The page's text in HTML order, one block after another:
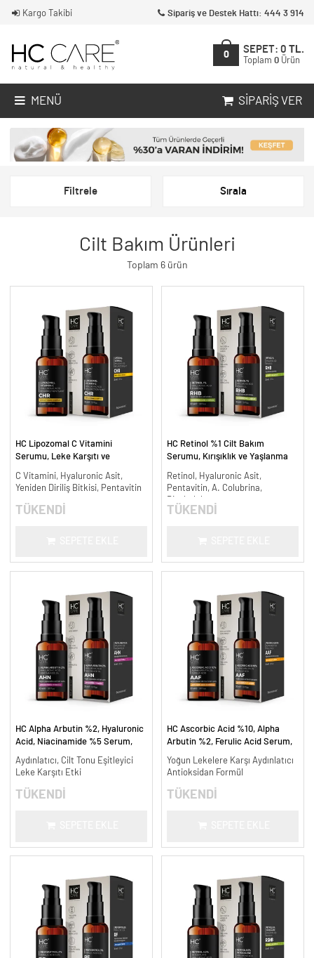
Kargo Takibi Sipariş ve Destek Hattı: 444 3 914
0
SEPET: 0 TL.
Toplam 0 Ürün
MENÜ SIPARIŞ VER
Filtrele Sırala
Cilt Bakım Ürünleri
Toplam 6 ürün
HC Lipozomal C Vitamini
Serumu, Leke Karşıtı ve
C Vitamini, Hyaluronic Asit,
Yeniden Diriliş Bitkisi, Pentavitin
TÜKENDİ
HC Retinol %1 Cilt Bakım
Serumu, Kırışıklık ve Yaşlanma
Retinol, Hyaluronic Asit,
Pentavitin, A. Colubrina,
Bisabolol
TÜKENDİ
HC Alpha Arbutin %2, Hyaluronic
Acid, Niacinamide %5 Serum,
ml.
Aydınlatıcı, Cilt Tonu Eşitleyici
Leke Karşıtı Etki
TÜKENDİ
HC Ascorbic Acid %10, Alpha
Arbutin %2, Ferulic Acid Serum,
ml.
Yoğun Lekelere Karşı Aydınlatıcı
Antioksidan Formül
TÜKENDİ